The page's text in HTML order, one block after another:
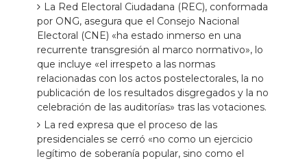
La Red Electoral Ciudadana (REC), conformada
por ONG, asegura que el Consejo Nacional
Electoral (CNE) «ha estado inmerso en una
recurrente transgresión al marco normativo», lo
que incluye «el irrespeto a las normas
relacionadas con los actos postelectorales, la no
publicación de los resultados disgregados y la no
celebración de las auditorías» tras las votaciones.
La red expresa que el proceso de las
presidenciales se cerró «no como un ejercicio
legítimo de soberanía popular, sino como el